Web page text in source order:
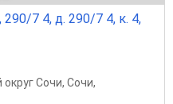
7 4, д. 290/7 4, к. 4,
округ Сочи, Сочи,